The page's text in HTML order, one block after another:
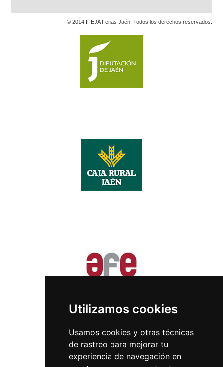
Utilizamos cookies
Usamos cookies y otras técnicas
de rastreo para mejorar tu
experiencia de navegación en
© 2014 IFEJA Ferias Jaén. Todos los derechos reservados.